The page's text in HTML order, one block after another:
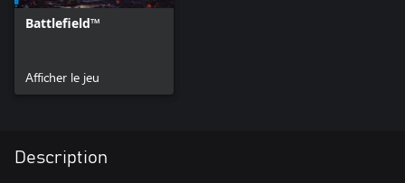
Battlefield™
Afficher le jeu
Description